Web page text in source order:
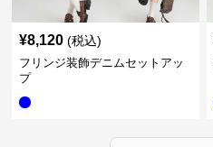
¥8,120 (税込)
フリンジ装飾デニムセットアッ
プ